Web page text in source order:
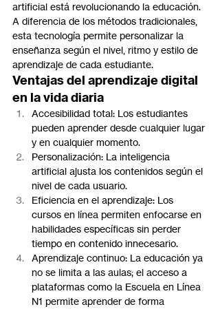
artificial está revolucionando la educación.
A diferencia de los métodos tradicionales,
esta tecnología permite personalizar la
enseñanza según el nivel, ritmo y estilo de
aprendizaje de cada estudiante.
Ventajas del aprendizaje digital
en la vida diaria
Accesibilidad total: Los estudiantes
pueden aprender desde cualquier lugar
y en cualquier momento.
Personalización: La inteligencia
artificial ajusta los contenidos según el
nivel de cada usuario.
Eficiencia en el aprendizaje: Los
cursos en línea permiten enfocarse en
habilidades específicas sin perder
tiempo en contenido innecesario.
Aprendizaje continuo: La educación ya
no se limita a las aulas; el acceso a
plataformas como la Escuela en Línea
N1 permite aprender de forma